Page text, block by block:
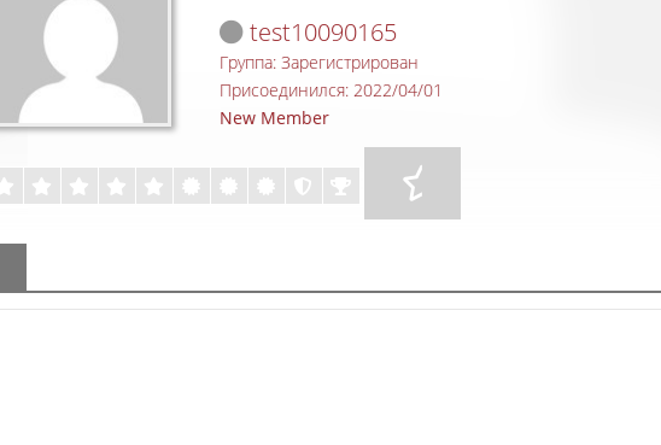
test10090165
Группа: Зарегистрирован
Присоединился: 2022/04/01
New Member